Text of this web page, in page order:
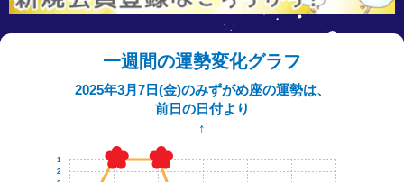
一週間の運勢変化グラフ
2025年3月7日(金)のみずがめ座の運勢は、
前日の日付より
↑
2
1